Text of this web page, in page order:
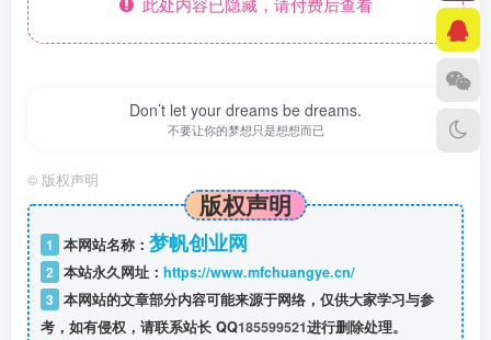
Don’t let your dreams be dreams.
不要让你的梦想只是想想而已
© 版权声明
版权声明
1 本网站名称： 梦帆创业网
2 本站永久网址： https://www.mfchuangye.cn/
3 本网站的文章部分内容可能来源于网络，仅供大家学习与参
考，如有侵权，请联系站长 QQ185599521进行删除处理。